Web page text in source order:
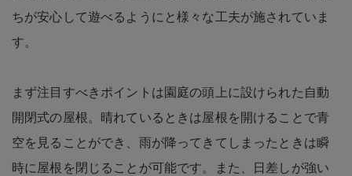
ちが安心して遊べるようにと様々な工夫が施されていま
す。
まず注目すべきポイントは園庭の頭上に設けられた自動
開閉式の屋根。晴れているときは屋根を開けることで青
空を見ることができ、雨が降ってきてしまったときは瞬
時に屋根を閉じることが可能です。また、日差しが強い